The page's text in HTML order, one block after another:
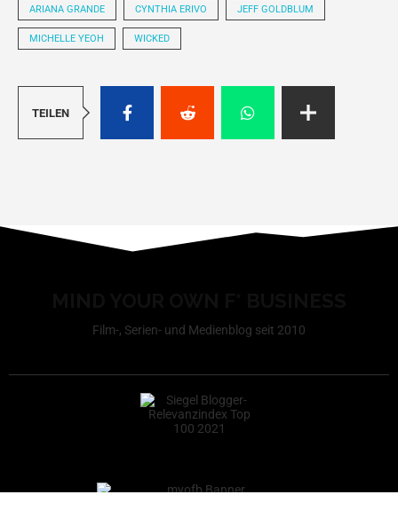
ARIANA GRANDE CYNTHIA ERIVO JEFF GOLDBLUM
MICHELLE YEOH WICKED
TEILEN
Film-, Serien- und Medienblog seit 2010